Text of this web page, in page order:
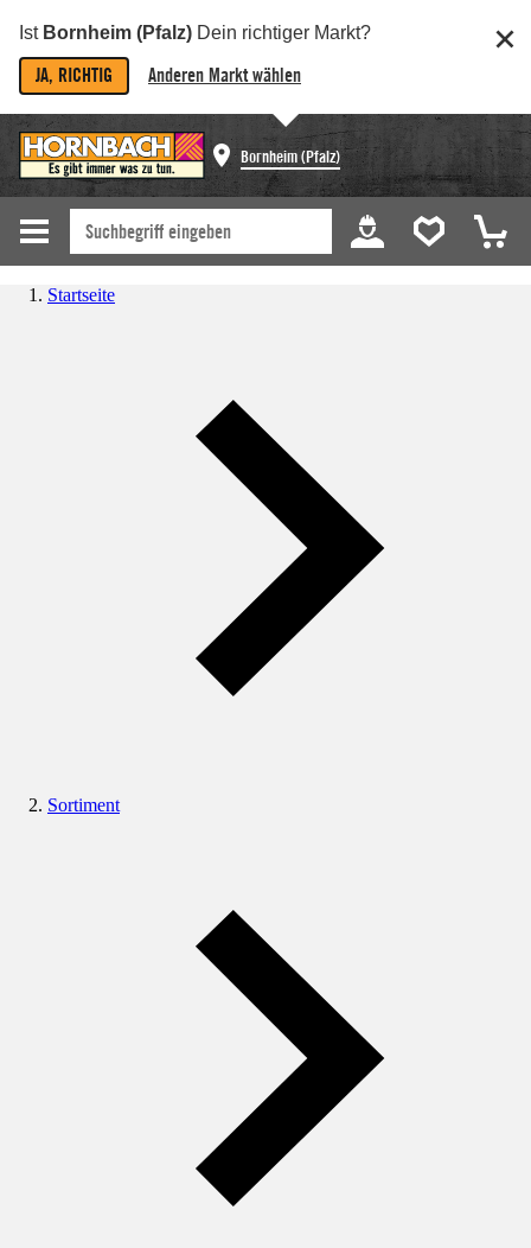
Ist Bornheim (Pfalz) Dein richtiger Markt?
JA, RICHTIG Anderen Markt wählen
Bornheim (Pfalz)
Startseite
Sortiment